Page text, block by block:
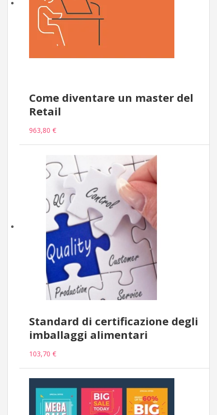
Come diventare un master del
Retail
963,80 €
Standard di certificazione degli
imballaggi alimentari
103,70 €